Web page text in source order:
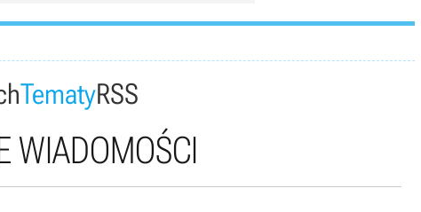
TematyRSS
WIADOMOŚCI